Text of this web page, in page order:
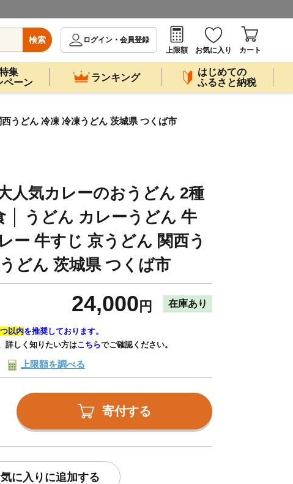
検索
ログイン・会員登録
上限額
お気に入り カート
集
ペーン
ランキング
はじめての
ふるさと納税
うどん 冷凍 冷凍うどん 茨城県 つくば市
人気カレーのおうどん 2種
│ うどん カレーうどん 牛
ー 牛すじ 京うどん 関西う
どん 茨城県 つくば市
24,000 円 在庫あり
以内を推奨しております。
詳しく知りたい方はこちらでご確認ください。
上限額を調べる
寄付する
に入りに追加する